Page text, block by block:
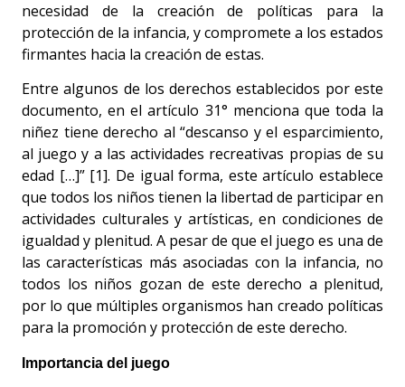
necesidad de la creación de políticas para la
protección de la infancia, y compromete a los estados
firmantes hacia la creación de estas.
Entre algunos de los derechos establecidos por este
documento, en el artículo 31° menciona que toda la
niñez tiene derecho al “descanso y el esparcimiento,
al juego y a las actividades recreativas propias de su
edad […]” [1]. De igual forma, este artículo establece
que todos los niños tienen la libertad de participar en
actividades culturales y artísticas, en condiciones de
igualdad y plenitud. A pesar de que el juego es una de
las características más asociadas con la infancia, no
todos los niños gozan de este derecho a plenitud,
por lo que múltiples organismos han creado políticas
para la promoción y protección de este derecho.
Importancia del juego